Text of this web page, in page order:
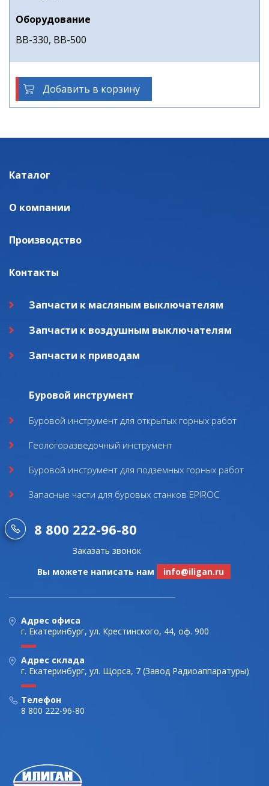
Оборудование
ВВ-330, ВВ-500
Добавить в корзину
Каталог
О компании
Производство
Контакты
Запчасти к масляным выключателям
Запчасти к воздушным выключателям
Запчасти к приводам
Буровой инструмент
Буровой инструмент для открытых горных работ
Геологоразведочный инструмент
Буровой инструмент для подземных горных работ
Запасные части для буровых станков EPIROC
8 800 222-96-80
Заказать звонок
Вы можете написать нам
info@iligan.ru
Адрес офиса
г. Екатеринбург, ул. Крестинского, 44, оф. 900
Адрес склада
г. Екатеринбург, ул. Щорса, 7 (Завод Радиоаппаратуры)
Телефон
8 800 222-96-80